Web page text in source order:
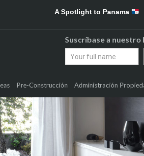
A Spotlight to Panama
Suscríbase a
Pre-Construcción Administración